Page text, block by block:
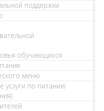
поддержки
обучающихся
меню
по питанию